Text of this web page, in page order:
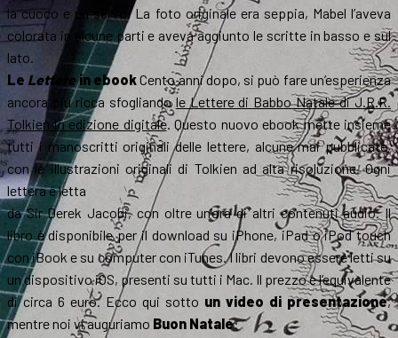
la cuoco e un servo. La foto originale era seppia, Mabel l’aveva
colorata in alcune parti e aveva aggiunto le scritte in basso e sul
lato.
Le Letterein ebookCento anni dopo, si può fare un’esperienza
ancora più ricca sfogliandole Lettere di Babbo Natale di J.R.R.
Tolkien in edizione digitale. Questo nuovo ebook mette insieme
tutti i manoscritti originali delle lettere, alcune mai pubblicate,
con le illustrazioni originali di Tolkien ad alta risoluzione. Ogni
lettera è letta
da Sir Derek Jacobi, con oltre un’ora di altri contenuti audio. Il
libro è disponibile per il download su iPhone, iPad o iPod touch
con iBook e su computer con iTunes. I libri devono essere letti su
un dispositivo iOS, presenti su tutti i Mac. Il prezzo è l’equivalente
di circa 6 euro. Ecco qui sotto un video di presentazione,
mentre noi vi auguriamo Buon Natale: